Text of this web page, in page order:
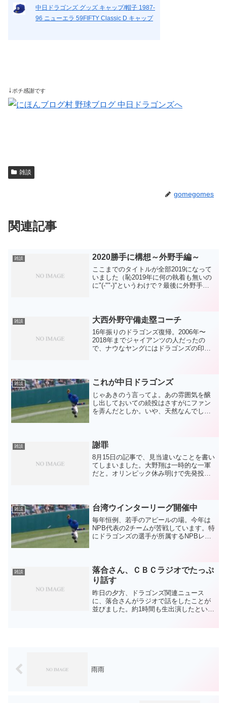
中日ドラゴンズ グッズ キャップ/帽子 1987-
96 ニューエラ 59FIFTY Classic D キャップ
↓ ポチ感謝です
雑談
gomegomes
関連記事
雑談 2020勝手に構想～外野手編～
ここまでのタイトルが全部2019になって
いました（恥2019年に何の執着も無いの
に"(-""-)"というわけで？最後に外野手。
んなう...
雑談 大西外野守備走塁コーチ
16年振りのドラゴンズ復帰。2006年〜
2018年までジャイアンツの人だったの
で、ナウなヤングにはドラゴンズの印象
で、現役時代の印...
雑談 これが中日ドラゴンズ
じゃあきのう言ってよ。あの雰囲気を醸
し出しておいての続投はさすがにファン
を弄んだとしか。いや、天然なんでしょ
なんです。どうしま...
雑談 謝罪
8月15日の記事で、見当違いなことを書い
てしまいました。大野翔は一時的な一軍
だと。オリンピック休み明けで先発投手
軍にいます。大変失礼...
雑談 台湾ウインターリーグ開催中
毎年恒例、若手のアピールの場。今年は
NPB代表の2チームが苦戦しています。特
にドラゴンズの選手が所属するNPBレッ
すが、確かに目立つ...
雑談
落合さん、ＣＢＣラジオでたっぷ
り話す
昨日の夕方、ドラゴンズ関連ニュース
に、落合さんがラジオで話をしたことが
並びました。約1時間も生出演したという
雨雨